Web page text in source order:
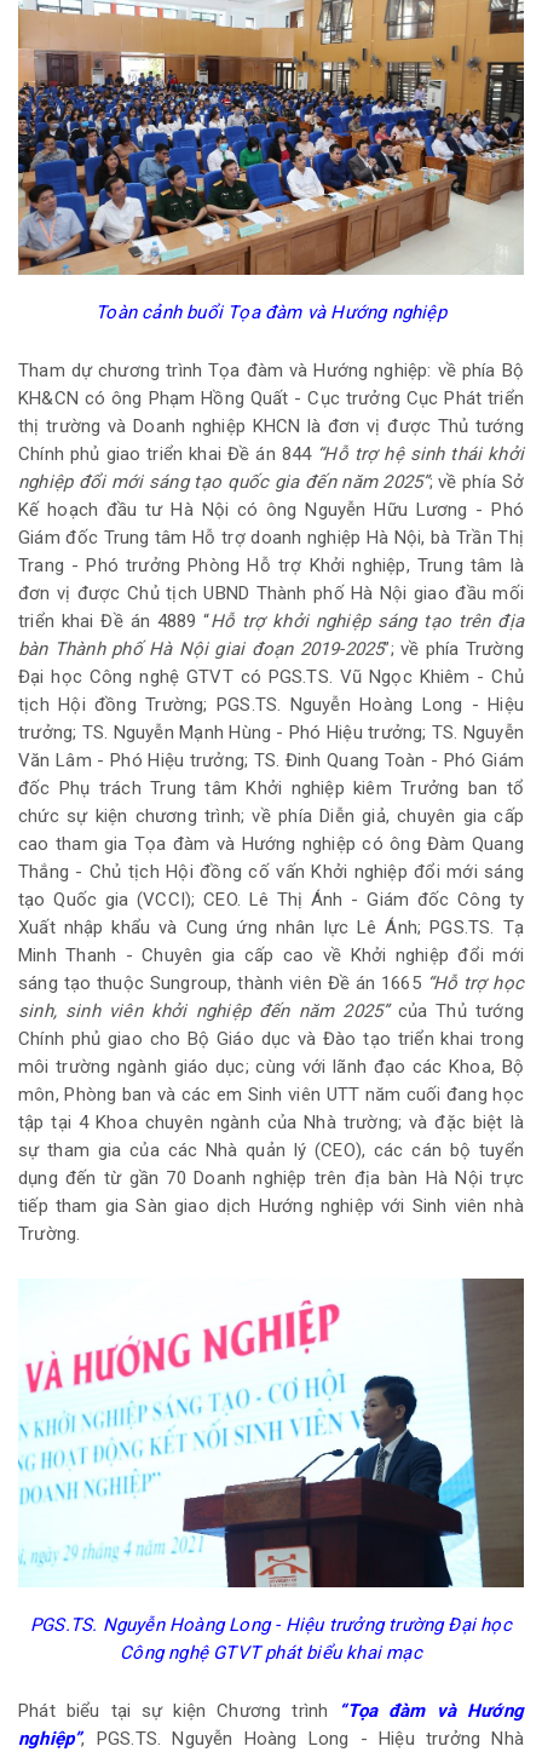
Toàn cảnh buổi Tọa đàm và Hướng nghiệp
Tham dự chương trình Tọa đàm và Hướng nghiệp: về phía Bộ
KH&CN có ông Phạm Hồng Quất - Cục trưởng Cục Phát triển
thị trường và Doanh nghiệp KHCN là đơn vị được Thủ tướng
Chính phủ giao triển khai Đề án 844 “Hỗ trợ hệ sinh thái khởi
nghiệp đổi mới sáng tạo quốc gia đến năm 2025”; về phía Sở
Kế hoạch đầu tư Hà Nội có ông Nguyễn Hữu Lương - Phó
Giám đốc Trung tâm Hỗ trợ doanh nghiệp Hà Nội, bà Trần Thị
Trang - Phó trưởng Phòng Hỗ trợ Khởi nghiệp, Trung tâm là
đơn vị được Chủ tịch UBND Thành phố Hà Nội giao đầu mối
triển khai Đề án 4889 “Hỗ trợ khởi nghiệp sáng tạo trên địa
bàn Thành phố Hà Nội giai đoạn 2019-2025”; về phía Trường
Đại học Công nghệ GTVT có PGS.TS. Vũ Ngọc Khiêm - Chủ
tịch Hội đồng Trường; PGS.TS. Nguyễn Hoàng Long - Hiệu
trưởng; TS. Nguyễn Mạnh Hùng - Phó Hiệu trưởng; TS. Nguyễn
Văn Lâm - Phó Hiệu trưởng; TS. Đinh Quang Toàn - Phó Giám
đốc Phụ trách Trung tâm Khởi nghiệp kiêm Trưởng ban tổ
chức sự kiện chương trình; về phía Diễn giả, chuyên gia cấp
cao tham gia Tọa đàm và Hướng nghiệp có ông Đàm Quang
Thắng - Chủ tịch Hội đồng cố vấn Khởi nghiệp đổi mới sáng
tạo Quốc gia (VCCI); CEO. Lê Thị Ánh - Giám đốc Công ty
Xuất nhập khẩu và Cung ứng nhân lực Lê Ánh; PGS.TS. Tạ
Minh Thanh - Chuyên gia cấp cao về Khởi nghiệp đổi mới
sáng tạo thuộc Sungroup, thành viên Đề án 1665 “Hỗ trợ học
sinh, sinh viên khởi nghiệp đến năm 2025”của Thủ tướng
Chính phủ giao cho Bộ Giáo dục và Đào tạo triển khai trong
môi trường ngành giáo dục; cùng với lãnh đạo các Khoa, Bộ
môn, Phòng ban và các em Sinh viên UTT năm cuối đang học
tập tại 4 Khoa chuyên ngành của Nhà trường; và đặc biệt là
sự tham gia của các Nhà quản lý (CEO), các cán bộ tuyển
dụng đến từ gần 70 Doanh nghiệp trên địa bàn Hà Nội trực
tiếp tham gia Sàn giao dịch Hướng nghiệp với Sinh viên nhà
Trường.
PGS.TS. Nguyễn Hoàng Long - Hiệutrưởng trường Đại học
Công nghệ GTVT phát biểu khai mạc
Phát biểu tại sự kiện Chương trình
“Tọa đàm và Hướng
nghiệp”, PGS.TS. Nguyễn Hoàng Long - Hiệu trưởng Nhà